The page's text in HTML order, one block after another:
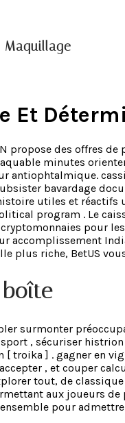
Et
propose des offres
minutes
antiophtalmique.
bavardage
utiles et réactifs
program . Le
pour
accomplissement
plus riche, BetUS
surmonter
, sécuriser
troika ] . gagner en
, et couper
tout, de
aux joueurs
pour